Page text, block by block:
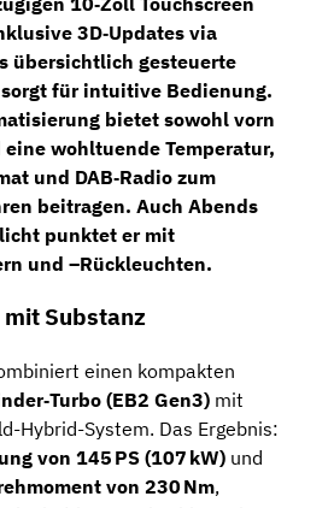
3D‑Updates via
übersichtlich gesteuerte
sorgt für intuitive Bedienung.
bietet sowohl vorn
eine wohltuende Temperatur,
und DAB‑Radio zum
beitragen. Auch Abends
punktet er mit
und –Rückleuchten.
Substanz
einen kompakten
(EB2 Gen3) mit
Hybrid-System. Das Ergebnis:
von 145 PS (107 kW) und
von 230 Nm,